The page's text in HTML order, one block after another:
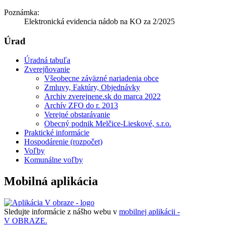
Poznámka:
Elektronická evidencia nádob na KO za 2/2025
Úrad
Úradná tabuľa
Zverejňovanie
Všeobecne záväzné nariadenia obce
Zmluvy, Faktúry, Objednávky
Archiv zverejnene.sk do marca 2022
Archív ZFO do r. 2013
Verejné obstarávanie
Obecný podnik Melčice-Lieskové, s.r.o.
Praktické informácie
Hospodárenie (rozpočet)
Voľby
Komunálne voľby
Mobilná aplikácia
Sledujte informácie z nášho webu v mobilnej aplikácii -
V OBRAZE.